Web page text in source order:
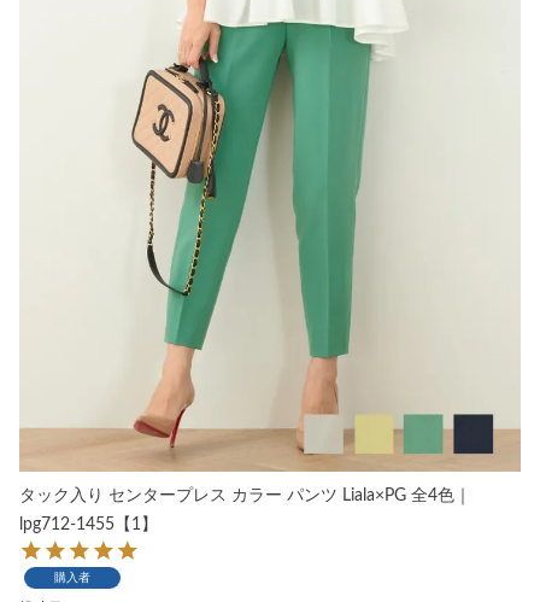
タック入り センタープレス カラー パンツ Liala×PG 全4色｜
lpg712-1455【1】
購入者